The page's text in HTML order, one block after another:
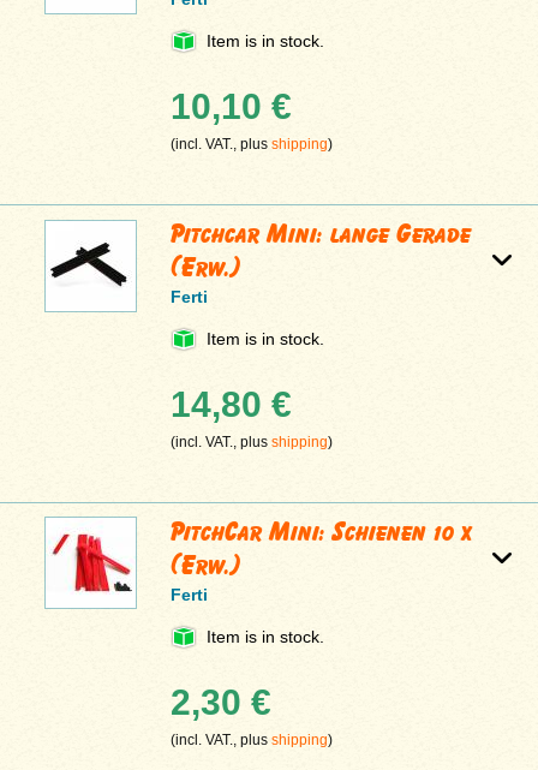
Item is in stock.
10,10 €
(incl. VAT., plusshipping)
Pitchcar Mini: lange Gerade
(Erw.)
Ferti
Item is in stock.
14,80 €
(incl. VAT., plusshipping)
PitchCar Mini: Schienen 10 x
(Erw.)
Ferti
Item is in stock.
2,30 €
(incl. VAT., plusshipping)